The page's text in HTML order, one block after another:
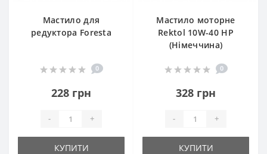
Мастило для
редуктора Foresta
0
228 грн
- +
КУПИТИ
Мастило моторне
Rektol 10W-40 HP
(Німеччина)
0
328 грн
- +
КУПИТИ